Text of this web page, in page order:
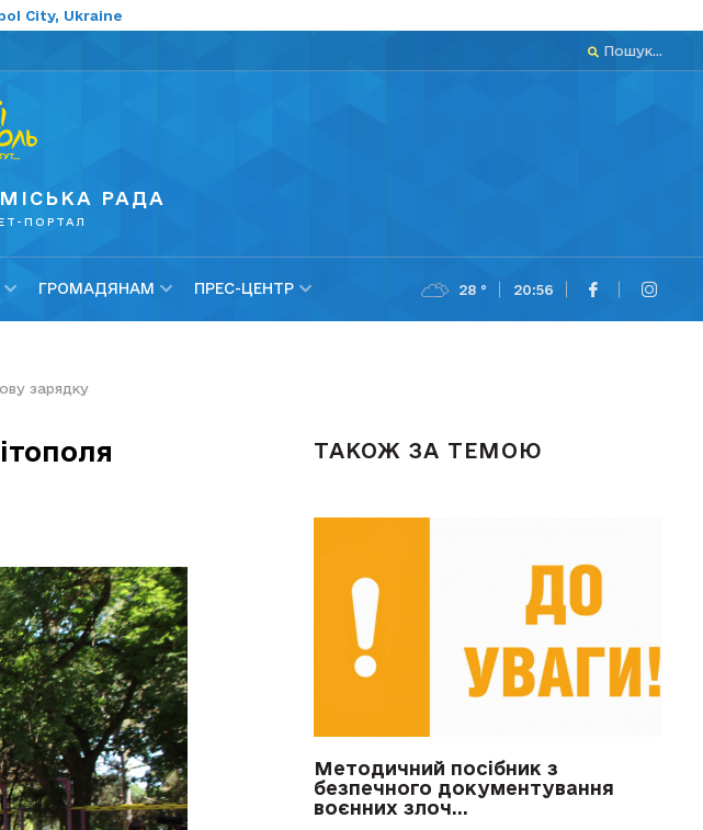
City, Ukraine
Пошук...
РАДА
ПОРТАЛ
ГРОМАДЯНАМ ПРЕС-ЦЕНТР 28 ° 20:56
зарядку
ТАКОЖ ЗА ТЕМОЮ
Методичний посібник з
безпечного документування
воєнних злоч...